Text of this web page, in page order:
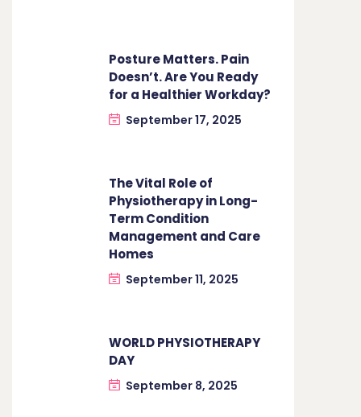
Posture Matters. Pain
Doesn’t. Are You Ready
for a Healthier Workday?
September 17, 2025
The Vital Role of
Physiotherapy in Long-
Term Condition
Management and Care
Homes
September 11, 2025
WORLD PHYSIOTHERAPY
DAY
September 8, 2025